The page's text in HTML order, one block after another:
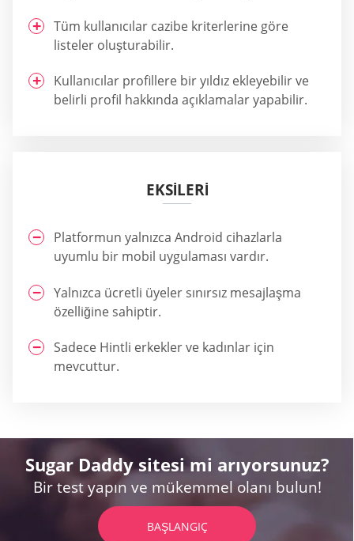
Tüm kullanıcılar cazibe kriterlerine göre
listeler oluşturabilir.
Kullanıcılar profillere bir yıldız ekleyebilir ve
belirli profil hakkında açıklamalar yapabilir.
EKSİLERİ
Platformun yalnızca Android cihazlarla
uyumlu bir mobil uygulaması vardır.
Yalnızca ücretli üyeler sınırsız mesajlaşma
özelliğine sahiptir.
Sadece Hintli erkekler ve kadınlar için
mevcuttur.
Sugar Daddy sitesi mi arıyorsunuz?
Bir test yapın ve mükemmel olanı bulun!
BAŞLANGIÇ